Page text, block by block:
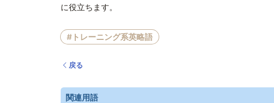
に役立ちます。
#トレーニング系英略語
戻る
関連用語